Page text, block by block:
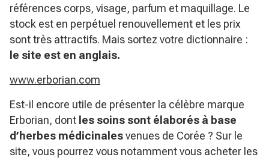
références corps, visage, parfum et maquillage. Le
stock est en perpétuel renouvellement et les prix
sont très attractifs. Mais sortez votre dictionnaire :
le site est en anglais.
www.erborian.com
Est-il encore utile de présenter la célèbre marque
Erborian, dont les soins sont élaborés à base
d’herbes médicinalesvenues de Corée ? Sur le
site, vous pourrez vous notamment vous acheter les